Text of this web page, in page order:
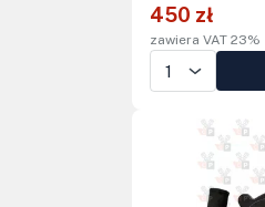
450 zł
zawiera VAT 23%